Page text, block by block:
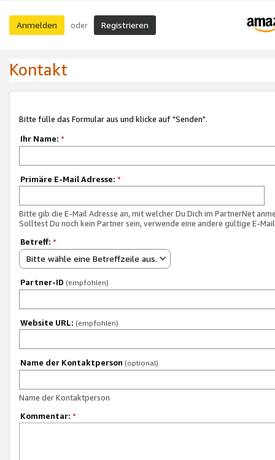
Anmelden oder Registrieren
Kontakt
Bitte fülle das Formular aus und klicke auf "Senden".
Ihr Name: *
Primäre E-Mail Adresse: *
Bitte gib die E-Mail Adresse an, mit welcher Du Dich im PartnerNet
Solltest Du noch kein Partner sein, verwende eine andere gültige E-
Betreff: *
Bitte wähle eine Betreffzeile aus.
Partner-ID (empfohlen)
Website URL: (empfohlen)
Name der Kontaktperson (optional)
Name der Kontaktperson
Kommentar: *